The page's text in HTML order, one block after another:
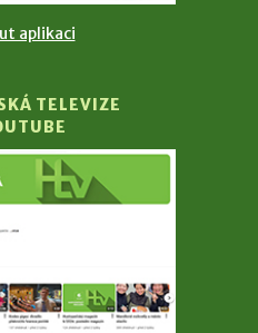
aplikaci
TELEVIZE